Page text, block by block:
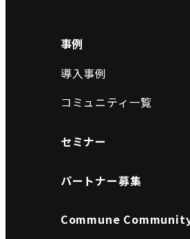
事例
導入事例
コミュニティ一覧
セミナー
パートナー募集
Commune